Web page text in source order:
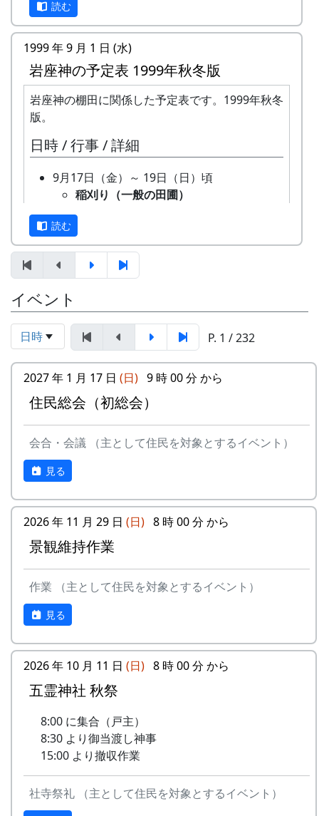
※ 以下は、主として1997年に作成し、1998年、
1999年、2002年に若干の加筆を行ったもので
す。
棚田オーナー制度とは
まじめに農業に取り組み、自然とふれあう勇気を
りを楽しむだけでなく、美しい景観を誇る岩座神
地区をみんなで守っていくことに積極的に協力し
てもらうために始められた。1区画100平方mで
10区画を募集した。会費は5万円。
「加美町への想い」「志望動機」「自己アピー
ル」などの作文を含む申し込みアンケートを書類
選考し、10組が選ばれた。
栽培の米作りが体験でき、収穫した米は
全部持ち帰ることができる。
加美町の特産品がもらえる(1万円相当)な
オーナーの義務は
田んぼに入って米を作る。
自然とまじめにつきあう。
田植え、ヒエ引き、月2回の草刈り、刈
り取り、稲木などは自分でやること(田
すき、田ごしらえ、普段の水管理、消
農家が行う)など。
『広報かみ』1997年6月号より
のか
岩座神入口の道の西側、渓流に臨んで、上面が平
らで赤みを帯びた巨石があり、血石と呼ばれてい
その昔、岩座神の神光寺が隆盛をきわめていたこ
ろ、加古川流域の人々は死者が出ると、はるか南
人はみな一度この石の上に置いたところから、血
石の名が付けられたと言われる。また、一説に
は、死体があまりに重いので、この石の上で四肢
染まったのだとも伝えられている。
其の弐 仁王門のシキミ
読む
1999 年 9 月 1 日 (水)
岩座神の予定表 1999年秋冬版
岩座神の棚田に関係した予定表です。1999年秋冬
版。
日時 / 行事 / 詳細
9月17日（金）～ 19日（日）頃
稲刈り（一般の田圃）
そのまま乾燥機に放り込みます。
9月26日（日）
オーナー田の稲刈り
て、天日干しにします。脱穀はもっ
と後になります。
棚田コンサート
アマチュア・バンド５組＋坂庭省
吾。
餅つき・野菜即売
蕎麦刈り
蕎麦の刈取り。人手不足が心配され
っぱりやります。というか、やりま
した。ごめんなさい。
10月9日（土）
五霊神社秋祭り（宵宮）
10月10日（日）
五霊神社秋祭り
10月11日（祝）
天日干しにした稲を脱穀し、籾摺り
（もみすり）して玄米にし、袋に詰
めて持ち帰ります。|
案山子コンテスト
子のコンテスト。
10月17日（日）
蕎麦刈り
蕎麦の刈取り。人手不足が心配され
ています。当初の予定通り、３日に
読む
イベント
日時 P. 1 / 232
2027 年 1 月 17 日 (日) 9 時 00 分 から
住民総会（初総会）
会合・会議 （主として住民を対象とするイベント）
見る
2026 年 11 月 29 日 (日) 8 時 00 分 から
景観維持作業
作業 （主として住民を対象とするイベント）
見る
2026 年 10 月 11 日 (日) 8 時 00 分 から
五霊神社 秋祭
8:00 に集合（戸主）
8:30 より御当渡し神事
15:00 より撤収作業
社寺祭礼 （主として住民を対象とするイベント）